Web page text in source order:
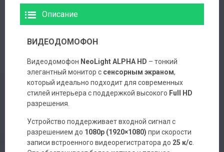
Описание
ВИДЕОДОМОФОН
Видеодомофон NeoLight ALPHA HD – тонкий
элегантный монитор с сенсорным экраном,
который идеально подходит для современных
стилей интерьера с поддержкой высокого Full HD
разрешения.
Устройство поддерживает входной сигнал с
разрешением до 1080p (1920×1080) при скорости
записи встроенного видеорегистратора до 25 к/с